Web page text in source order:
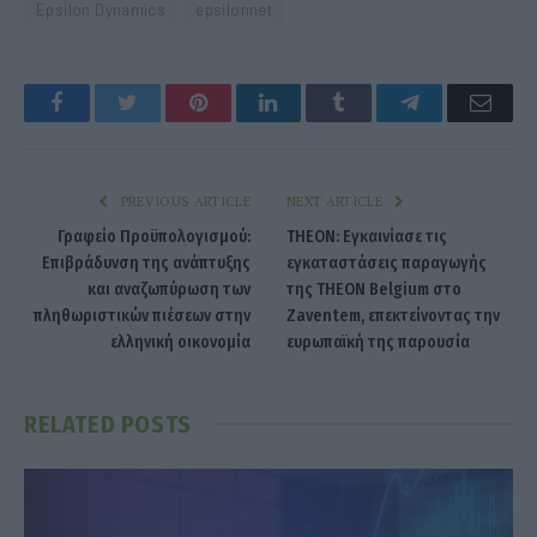
Facebook Twitter PinterestLinkedIn Tumblr Telegram
PREVIOUS ARTICLE
Γραφείο Προϋπολογισμού:
Επιβράδυνση της ανάπτυξης
και αναζωπύρωση των
πληθωριστικών πιέσεων στην
ελληνική οικονομία
NEXT ARTICLE
THEON: Εγκαινίασε τις
εγκαταστάσεις παραγωγής
της THEON Belgium στο
Zaventem, επεκτείνοντας την
ευρωπαϊκή της παρουσία
RELATED POSTS